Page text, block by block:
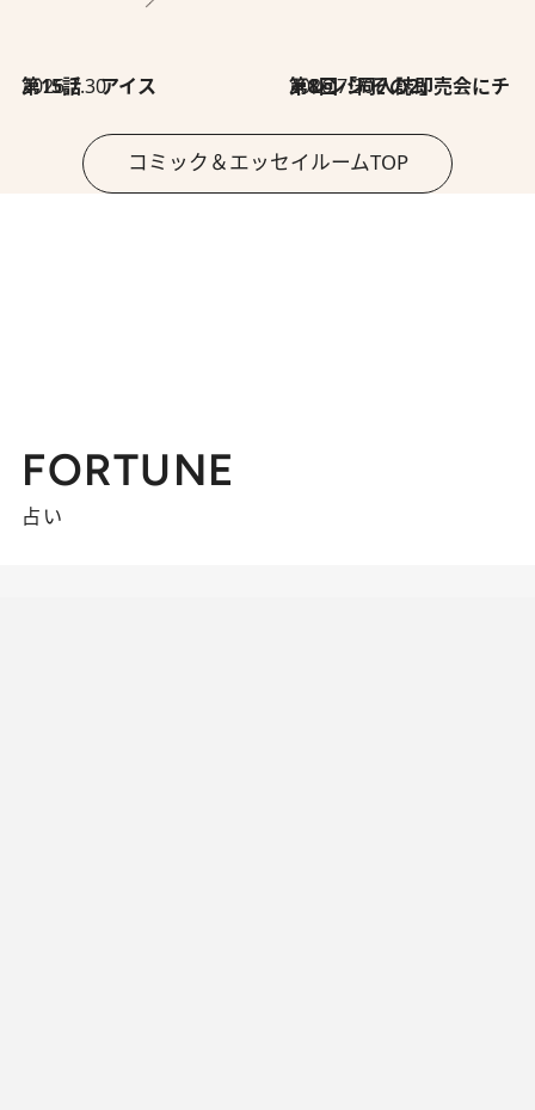
2026.7.30
第15話 アイス 2026.7.30
第8回「同人誌即売会にチャレンジ その2」
コミック＆エッセイルームTOP
FORTUNE
占い